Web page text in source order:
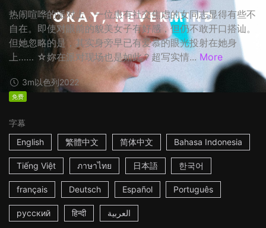
热闹喧哗的派对上，一位患有社交焦虑的女同志显得有些不
自在。即使对眼前的貌美女子有好感，但仍不敢开口搭讪。
但她忽略的是，其实身旁早已有爱慕的眼光投射在她身
上…… ☆妳在派对现场也是如此？超写实情... More
3m以色列2022
免费
字幕
English
繁體中文 简体中文 Bahasa Indonesia
Tiếng Việt ภาษาไทย 日本語 한국어
français Deutsch Español Português
русский हिन्दी العربية